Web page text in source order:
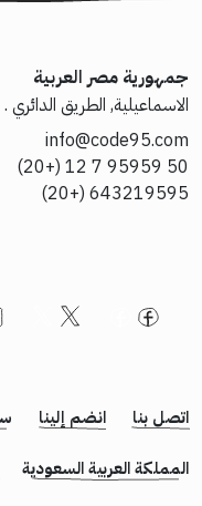
جمهورية مصر العربية
الاسماعيلية, الطريق الدائري . 32/أ أرض المزادات
info@code95.com
50 95959 7 12 (+20)
643219595 (+20)
اتصل بنا انضم إلينا
المملكة العربية السعودية